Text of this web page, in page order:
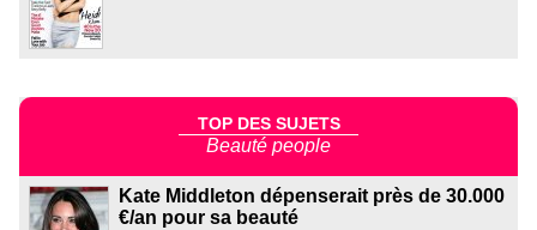
TOP DES SUJETS
Beauté people
Kate Middleton dépenserait près de 30.000
€/an pour sa beauté